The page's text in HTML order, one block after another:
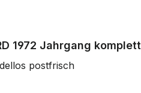
1972 Jahrgang komplett
postfrisch